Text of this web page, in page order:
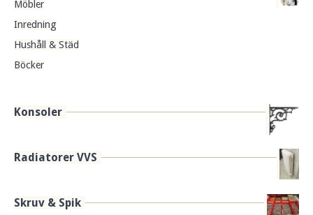
Möbler
Inredning
Hushåll & Städ
Böcker
Konsoler
Radiatorer VVS
Skruv & Spik